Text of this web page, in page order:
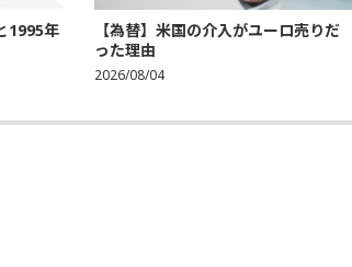
1995年
【為替】米国の介入がユーロ売りだ
った理由
2026/08/04